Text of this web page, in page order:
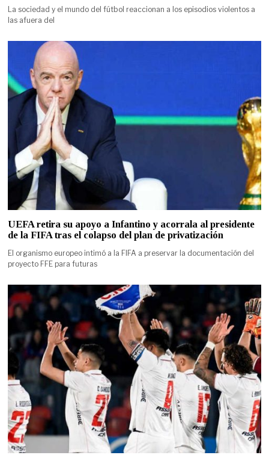
La sociedad y el mundo del fútbol reaccionan a los episodios violentos a
las afuera del
UEFA retira su apoyo a Infantino y acorrala al presidente
de la FIFA tras el colapso del plan de privatización
El organismo europeo intimó a la FIFA a preservar la documentación del
proyecto FFE para futuras